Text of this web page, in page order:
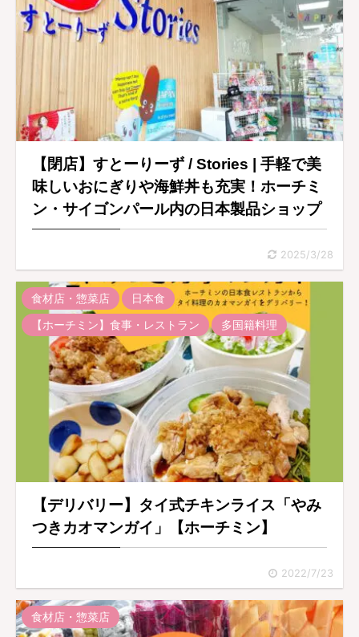
【閉店】すとーりーず / Stories | 手軽で美
味しいおにぎりや海鮮丼も充実！ホーチミ
ン・サイゴンパール内の日本製品ショップ
2025/3/28
食材店・惣菜店
日本食
【ホーチミン】食事・レストラン
多国籍料理
【デリバリー】タイ式チキンライス「やみ
つきカオマンガイ」【ホーチミン】
2022/7/23
食材店・惣菜店